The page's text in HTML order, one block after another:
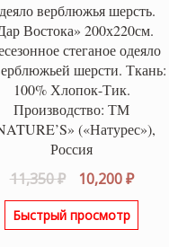
верблюжья шерсть.
Востока» 200х220см.
стеганое одеяло
шерсти. Ткань:
100% Хлопок-Тик.
Производство: ТМ
(«Натурес»),
Россия
11,350₽
цена
составляла
10,200₽
Быстрый просмотр